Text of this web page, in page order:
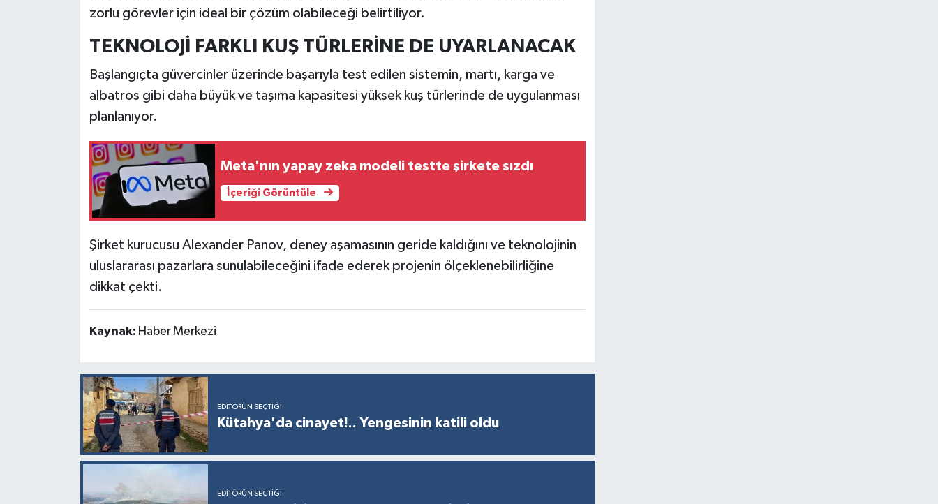
zorlu görevler için ideal bir çözüm olabileceği belirtiliyor.
TEKNOLOJİ FARKLI KUŞ TÜRLERİNE DE UYARLANACAK
Başlangıçta güvercinler üzerinde başarıyla test edilen sistemin, martı, karga ve
albatros gibi daha büyük ve taşıma kapasitesi yüksek kuş türlerinde de uygulanması
planlanıyor.
Meta'nın yapay zeka modeli testte şirkete sızdı
İçeriği Görüntüle
Şirket kurucusu Alexander Panov, deney aşamasının geride kaldığını ve teknolojinin
uluslararası pazarlara sunulabileceğini ifade ederek projenin ölçeklenebilirliğine
dikkat çekti.
Kaynak: Haber Merkezi
EDITÖRÜN SEÇTIĞI
Kütahya'da cinayet!.. Yengesinin katili oldu
EDITÖRÜN SEÇTIĞI